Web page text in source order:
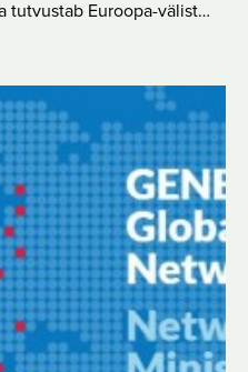
tutvustab Euroopa-välist…